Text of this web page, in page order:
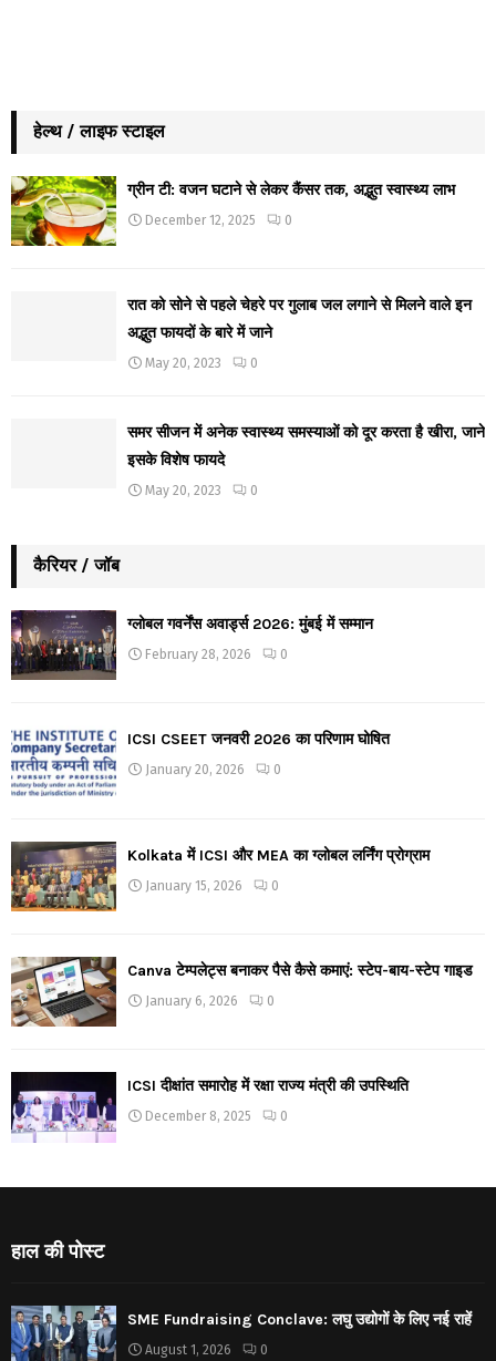
हेल्थ / लाइफ स्टाइल
ग्रीन टी: वजन घटाने से लेकर कैंसर तक, अद्भुत स्वास्थ्य लाभ
December 12, 2025 0
रात को सोने से पहले चेहरे पर गुलाब जल लगाने से मिलने वाले इन
अद्भुत फायदों के बारे में जाने
May 20, 2023 0
समर सीजन में अनेक स्वास्थ्य समस्याओं को दूर करता है खीरा, जाने
इसके विशेष फायदे
May 20, 2023 0
कैरियर / जॉब
ग्लोबल गवर्नेंस अवार्ड्स 2026: मुंबई में सम्मान
February 28, 2026 0
ICSI CSEET जनवरी 2026 का परिणाम घोषित
January 20, 2026 0
Kolkata में ICSI और MEA का ग्लोबल लर्निंग प्रोग्राम
January 15, 2026 0
Canva टेम्पलेट्स बनाकर पैसे कैसे कमाएं: स्टेप-बाय-स्टेप गाइड
January 6, 2026 0
ICSI दीक्षांत समारोह में रक्षा राज्य मंत्री की उपस्थिति
December 8, 2025 0
हाल की पोस्ट
SME Fundraising Conclave: लघु उद्योगों के लिए नई राहें
August 1, 2026 0